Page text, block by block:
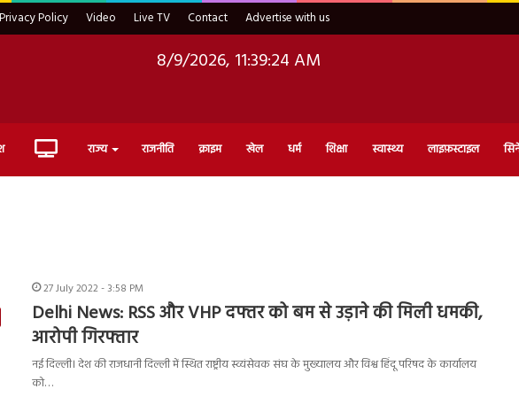
Privacy Policy Video Live TV Contact Advertise with us
8/9/2026, 11:39:25 AM
Live राज्य राजनीति क्राइम खेल धर्म शिक्षा स्वास्थ्य लाइफ़स्टाइल
27 July 2022 - 3:58 PM
Delhi News: RSS और VHP दफ्तर को बम से उड़ाने की मिली धमकी,
आरोपी गिरफ्तार
नई दिल्ली। देश की राजधानी दिल्ली में स्थित राष्ट्रीय स्व्यंसेवक संघ के मुख्यालय और विश्व हिंदू परिषद के कार्यालय
को…